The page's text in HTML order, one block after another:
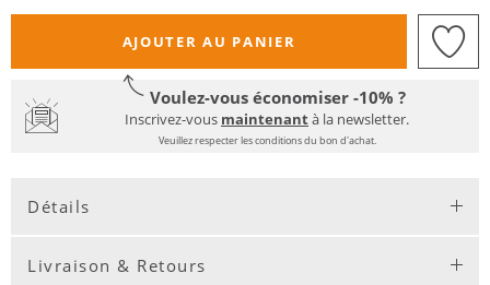
AJOUTER AU PANIER
Voulez-vous économiser -10% ?
Inscrivez-vous maintenantà la newsletter.
Veuillez respecter les conditions du bon d'achat.
Détails
Livraison & Retours